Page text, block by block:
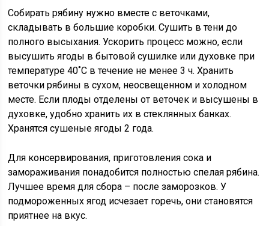
Собирать рябину нужно вместе с веточками,
складывать в большие коробки. Сушить в тени до
полного высыхания. Ускорить процесс можно, если
высушить ягоды в бытовой сушилке или духовке при
температуре 40˚С в течение не менее 3 ч. Хранить
веточки рябины в сухом, неосвещенном и холодном
месте. Если плоды отделены от веточек и высушены в
духовке, удобно хранить их в стеклянных банках.
Хранятся сушеные ягоды 2 года.
Для консервирования, приготовления сока и
замораживания понадобится полностью спелая рябина.
Лучшее время для сбора – после заморозков. У
подмороженных ягод исчезает горечь, они становятся
приятнее на вкус.